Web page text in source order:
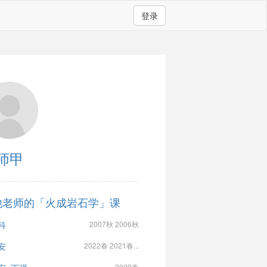
登录
甲
师的「火成岩石学」课
2007秋 2006秋
2022春 2021春...